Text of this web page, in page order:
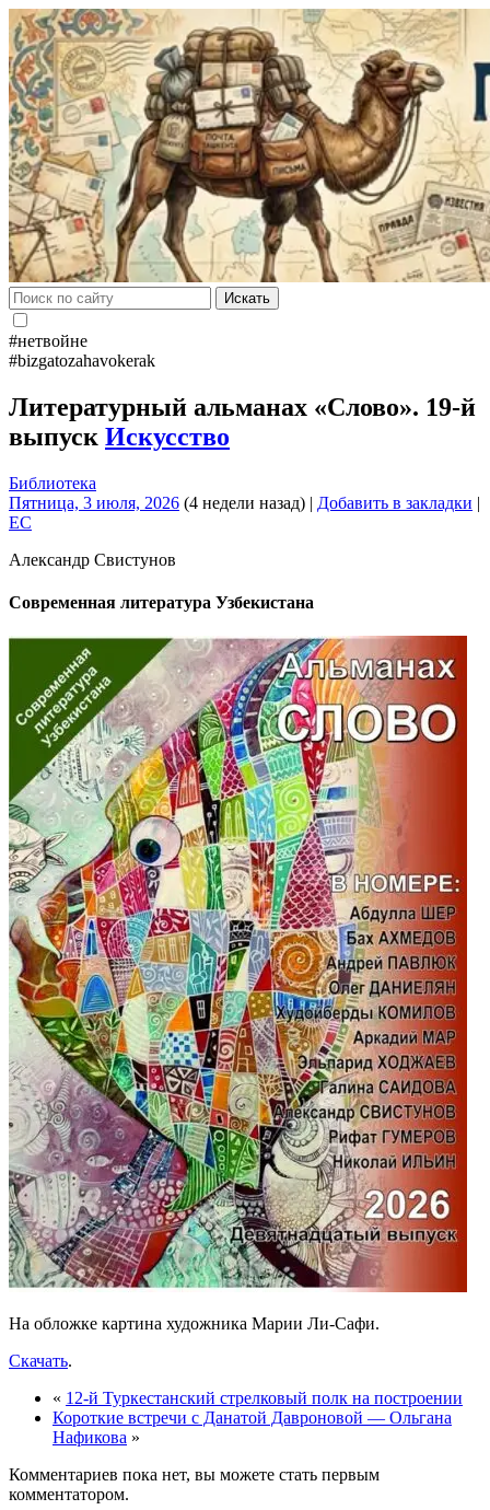
Искать
#нетвойне
#bizgatozahavokerak
Литературный альманах «Слово». 19-й
выпуск Искусство
Библиотека
Пятница, 3 июля, 2026 (4 недели назад) | Добавить в закладки |
EC
Александр Свистунов
Современная литература Узбекистана
На обложке картина художника Марии Ли-Сафи.
Скачать.
« 12-й Туркестанский стрелковый полк на построении
Короткие встречи с Данатой Давроновой — Ольгана
Нафикова »
Комментариев пока нет, вы можете стать первым
комментатором.